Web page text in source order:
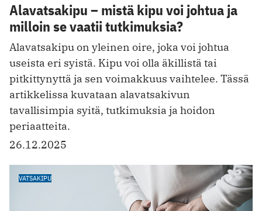
Alavatsakipu – mistä kipu voi johtua ja
milloin se vaatii tutkimuksia?
Alavatsakipu on yleinen oire, joka voi johtua
useista eri syistä. Kipu voi olla äkillistä tai
pitkittynyttä ja sen voimakkuus vaihtelee. Tässä
artikkelissa kuvataan alavatsakivun
tavallisimpia syitä, tutkimuksia ja hoidon
periaatteita.
26.12.2025
VATSAKIPU